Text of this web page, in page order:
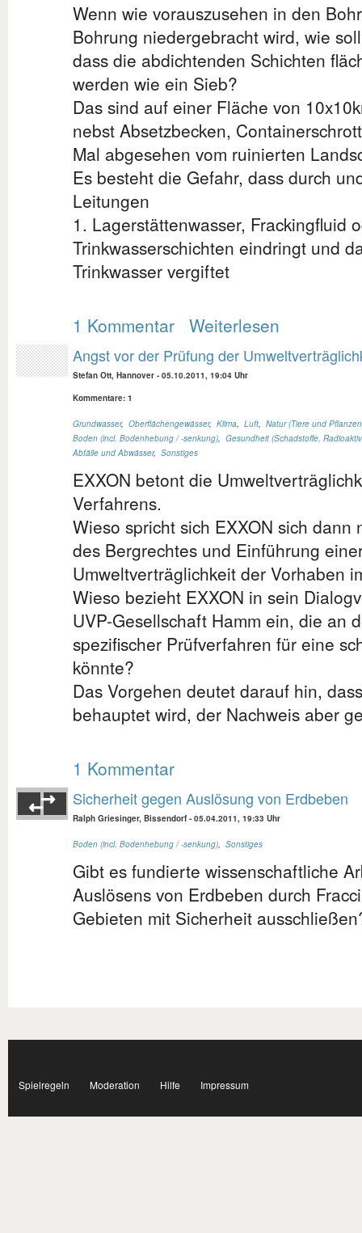
Wenn wie vorauszusehen in den
Bohrung niedergebracht wird, wie
dass die abdichtenden Schichten
werden wie ein Sieb?
Das sind auf einer Fläche von
nebst Absetzbecken,
Mal abgesehen vom ruinierten
Es besteht die Gefahr, dass durch
Leitungen
1. Lagerstättenwasser, Frackingfluid
Trinkwasserschichten eindringt und
Trinkwasser vergiftet
1 Kommentar Weiterlesen
Angst vor der Prüfung der
Stefan Ott, Hannover - 05.10.2011, 19:04 Uhr
Kommentare: 1
Grundwasser, Oberflächengewässer, Klima, Luft, Natur (Tiere und
Boden (incl. Bodenhebung / -senkung), Gesundheit (Schadstoffe,
Abfälle und Abwässer, Sonstiges
EXXON betont die
Verfahrens.
Wieso spricht sich EXXON sich
des Bergrechtes und Einführung
Umweltverträglichkeit der Vorhaben
Wieso bezieht EXXON in sein
UVP-Gesellschaft Hamm ein, die an
spezifischer Prüfverfahren für eine
könnte?
Das Vorgehen deutet darauf hin,
behauptet wird, der Nachweis aber
1 Kommentar
Sicherheit gegen Auslösung von Erdbeben
Ralph Griesinger, Bissendorf - 05.04.2011, 19:33 Uhr
Boden (incl. Bodenhebung / -senkung), Sonstiges
Gibt es fundierte wissenschaftliche
Auslösens von Erdbeben durch
Gebieten mit Sicherheit
Spielregeln Moderation Hilfe Impressum